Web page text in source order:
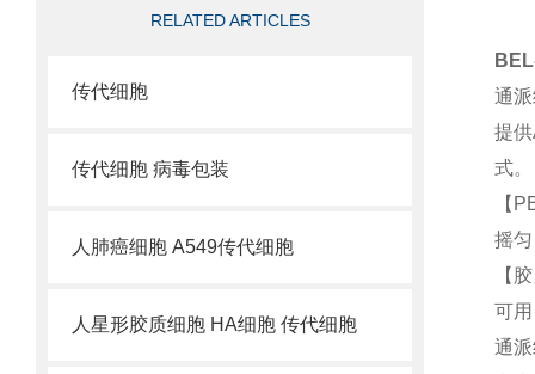
RELATED ARTICLES
传代细胞
传代细胞 病毒包装
人肺癌细胞 A549传代细胞
人星形胶质细胞 HA细胞 传代细胞
通
提
式。
【
摇
【
可
通